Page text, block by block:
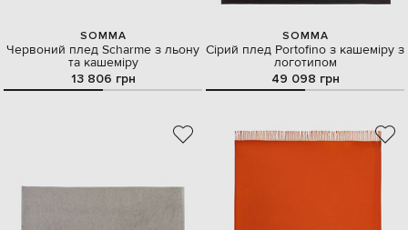
SOMMA
Червоний плед Scharme з льону
та кашеміру
13 806 грн
SOMMA
Сірий плед Portofino з кашеміру з
логотипом
49 098 грн